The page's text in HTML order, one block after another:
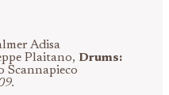
Adisa
Plaitano, Drums:
Scannapieco